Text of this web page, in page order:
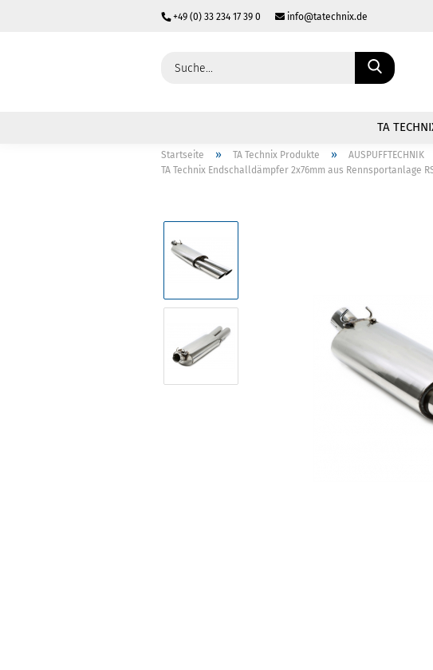
+49 (0) 33 234 17 39 0 info@tatechnix.de
TA
Startseite » TA Technix Produkte » AUSPUFFTECHNIK
TA Technix Endschalldämpfer 2x76mm aus Rennsportanlage